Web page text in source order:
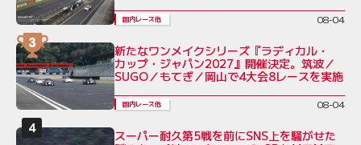
国内レース他 08-04
新たなワンメイクシリーズ『ラディカル・
カップ・ジャパン2027』開催決定。筑波／
SUGO／もてぎ／岡山で4大会8レースを実施
国内レース他 08-04
スーパー耐久第5戦を前にSNS上を騒がせた